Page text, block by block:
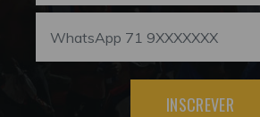
INSCREVER